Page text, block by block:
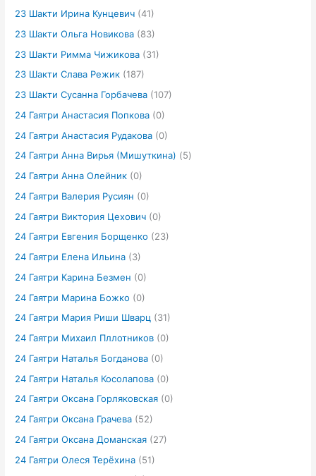
23 Шакти Ирина Кунцевич (41)
23 Шакти Ольга Новикова (83)
23 Шакти Римма Чижикова (31)
23 Шакти Слава Режик (187)
23 Шакти Сусанна Горбачева (107)
24 Гаятри Анастасия Попкова (0)
24 Гаятри Анастасия Рудакова (0)
24 Гаятри Анна Вирья (Мишуткина) (5)
24 Гаятри Анна Олейник (0)
24 Гаятри Валерия Русиян (0)
24 Гаятри Виктория Цехович (0)
24 Гаятри Евгения Борщенко (23)
24 Гаятри Елена Ильина (3)
24 Гаятри Карина Безмен (0)
24 Гаятри Марина Божко (0)
24 Гаятри Мария Риши Шварц (31)
24 Гаятри Михаил Пллотников (0)
24 Гаятри Наталья Богданова (0)
24 Гаятри Наталья Косолапова (0)
24 Гаятри Оксана Горляковская (0)
24 Гаятри Оксана Грачева (52)
24 Гаятри Оксана Доманская (27)
24 Гаятри Олеся Терёхина (51)